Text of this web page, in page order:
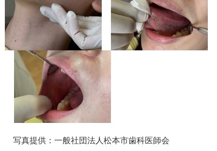
写真提供：一般社団法人松本市歯科医師会